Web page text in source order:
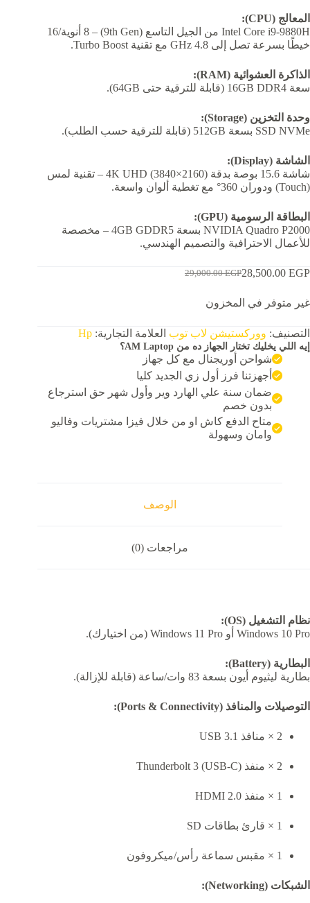
المعالج (CPU):
Intel Core i9-9880H من الجيل التاسع (9th Gen) – 8 أنوية/16
خيطًا بسرعة تصل إلى 4.8 GHz مع تقنية Turbo Boost.
الذاكرة العشوائية (RAM):
سعة 16GB DDR4 (قابلة للترقية حتى 64GB).
وحدة التخزين (Storage):
SSD NVMe بسعة 512GB (قابلة للترقية حسب الطلب).
الشاشة (Display):
شاشة 15.6 بوصة بدقة 4K UHD (3840×2160) – تقنية لمس
(Touch) ودوران 360° مع تغطية ألوان واسعة.
البطاقة الرسومية (GPU):
NVIDIA Quadro P2000 بسعة 4GB GDDR5 – مخصصة
للأعمال الاحترافية والتصميم الهندسي.
29,000.00EGP
السعر
هو:
28,500.00 EGP
السعر
هو:
غير متوفر في المخزون
التصنيف: ووركستيشن لاب توب العلامة التجارية: Hp
إيه اللي يخليك تختار الجهاز ده من AM Laptop؟
شواحن أوريجنال مع كل جهاز
أجهزتنا فرز أول زي الجديد كليا
ضمان سنة علي الهارد وير وأول شهر حق استرجاع
بدون خصم
متاح الدفع كاش او من خلال فيزا مشتريات وفاليو
وامان وسهولة
الوصف
مراجعات (0)
نظام التشغيل (OS):
Windows 10 Pro أو Windows 11 Pro (من اختيارك).
البطارية (Battery):
بطارية ليثيوم أيون بسعة 83 وات/ساعة (قابلة للإزالة).
التوصيلات والمنافذ (Ports & Connectivity):
2 × منافذ USB 3.1
2 × منفذ Thunderbolt 3 (USB-C)
1 × منفذ HDMI 2.0
1 × قارئ بطاقات SD
1 × مقبس سماعة رأس/ميكروفون
الشبكات (Networking):